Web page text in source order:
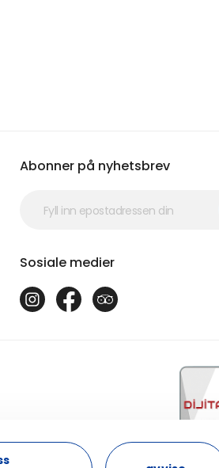
Abonner på nyhetsbrev
Sosiale medier